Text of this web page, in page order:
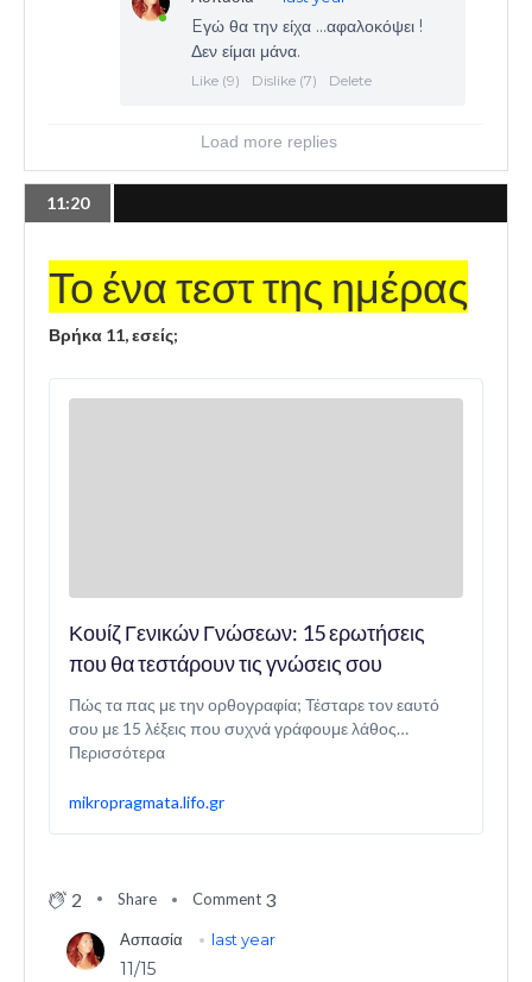
11:20
Το ένα τεστ της ημέρας
Βρήκα 11, εσείς;
Κουίζ Γενικών Γνώσεων: 15 ερωτήσεις
που θα τεστάρουν τις γνώσεις σου
Πώς τα πας με την ορθογραφία; Τέσταρε τον εαυτό
σου με 15 λέξεις που συχνά γράφουμε λάθος…
Περισσότερα
mikropragmata.lifo.gr
2 Share Comment 3